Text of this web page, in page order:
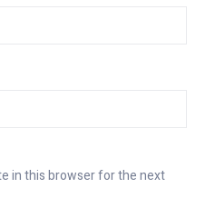
in this browser for the next